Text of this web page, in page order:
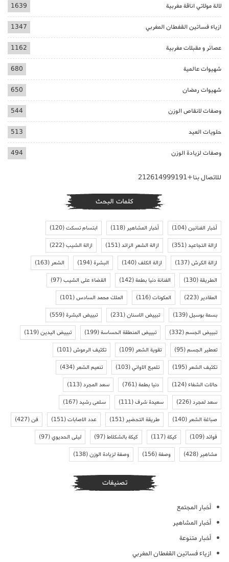
لالة مولاتي اناقة مغربية 1639
ازياء فساتين القفطان المغربي 1347
عصائر و مقبلات مغربية 1162
شهيوات عالمية 680
شهيوات رمضان 650
وصفات لانقاص الوزن 544
حلويات العيد 513
وصفات لزيادة الوزن 494
للاتصال بنا+212614999191
كلمات البحث
أخبار الفنانين(104) أخبار المشاهير(118) ابتسام تسكت(120)
ازالة التجاعيد(351) ازالة الشعر الزائد(151) ازالة الشيب(222)
ازالة الكرش(137) ازالة الكلف(140) البشرة(194) الشعر(163)
الطريقة(130) الفنانة دنيا بطمة(142) القضاء على الشيب(97)
المقادير(223) المكونات(116) الملك محمد السادس(101)
بسمة بوسيل(139) تبييض الاسنان(231) تبييض البشرة(559)
تبييض الجسم(332) تبييض المنطقة الحساسة(199) تبييض اليدين(119)
تعطير الجسم(95) تقوية الشعر(109) تكثيف الرموش(101)
تكثيف الشعر(195) تلميع الاواني(103) تنعيم الشعر(434)
حالات الشفاء(124) دنيا بطمة(761) سعد المجرد(113)
سعد لمجرد(226) سعيدة شرف(111) سلمى رشيد(167)
صباغة الشعر(140) طريقة التحضير(151) عدد الاصابات(151) فن(427)
فوائد(109) كيكة(117) كيكة بالشكلاط(97) ليلى الحديوي(97)
مشاهير(428) وصفة(156) وصفة لزيادة الوزن(138)
تصنيفات
أخبار المجتمع
أخبار المشاهير
أخبار متنوعة
ازياء فساتين القفطان المغربي